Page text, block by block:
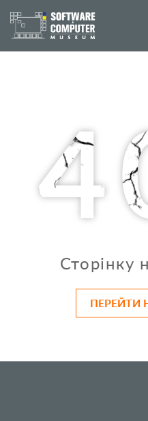
Сторінку
ПЕРЕЙТИ